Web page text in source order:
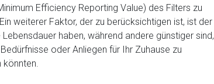
Efficiency Reporting Value) des Filters zu
weiterer Faktor, der zu berücksichtigen ist, ist der
haben, während andere günstiger sind,
oder Anliegen für Ihr Zuhause zu
könnten.